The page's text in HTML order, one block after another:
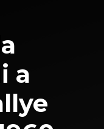
a